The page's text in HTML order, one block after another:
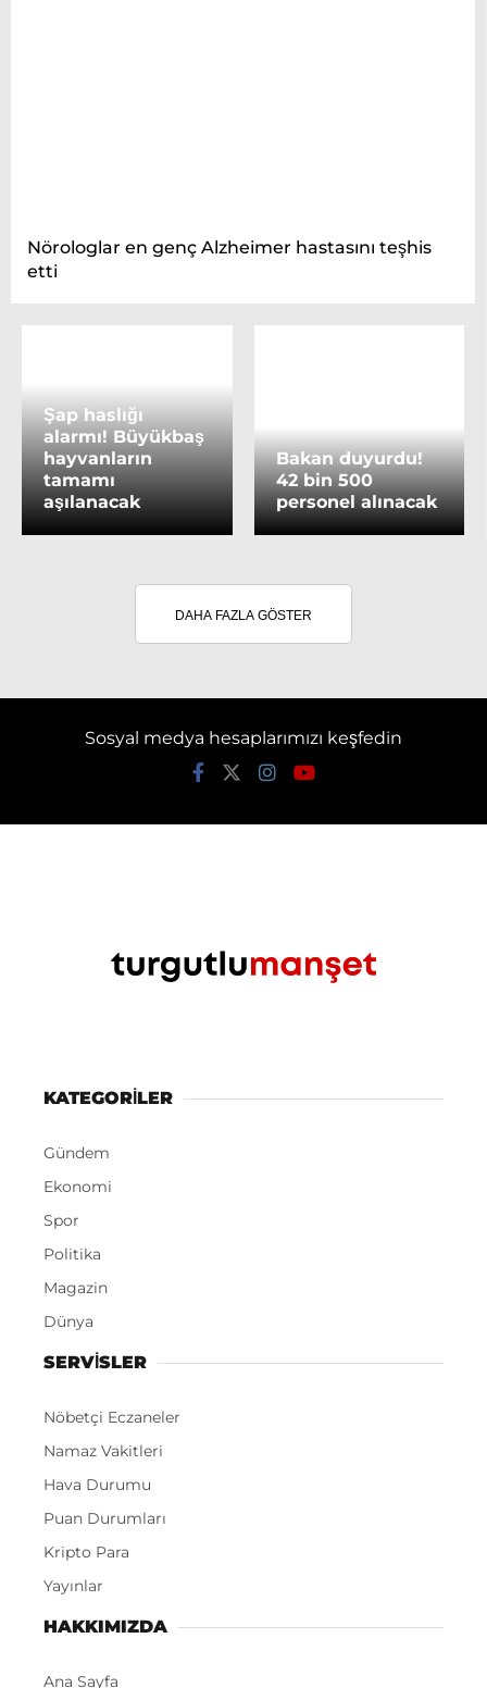
Nörologlar en genç Alzheimer hastasını teşhis
etti
Şap haslığı
alarmı! Büyükbaş
hayvanların
tamamı
aşılanacak
Bakan duyurdu!
42 bin 500
personel alınacak
DAHA FAZLA GÖSTER
Sosyal medya hesaplarımızı keşfedin
KATEGORİLER
Gündem
Ekonomi
Spor
Politika
Magazin
Dünya
SERVİSLER
Nöbetçi Eczaneler
Namaz Vakitleri
Hava Durumu
Puan Durumları
Kripto Para
Yayınlar
HAKKIMIZDA
Ana Sayfa